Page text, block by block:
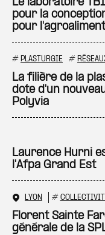
Le laboratoire
pour la
pour
# PLASTURGIE #
La filière de la
dote d'un
Polyvia
Laurence Hurni
l'Afpa Grand Est
LYON #
Florent Sainte
générale de la